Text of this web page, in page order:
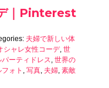
｜Pinterest
夫婦で新しい体
シャレ女性コーデ, 世
ーティドレス, 世界の
ォト , 写真, 夫婦, 素敵